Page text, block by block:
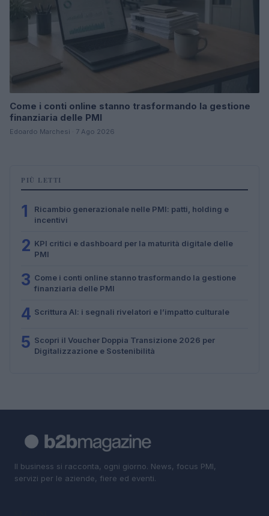
Come i conti online stanno trasformando la gestione
finanziaria delle PMI
Edoardo Marchesi · 7 Ago 2026
PIÙ LETTI
1
Ricambio generazionale nelle PMI: patti, holding e
incentivi
2 KPI critici e dashboard per la maturità digitale delle
PMI
3 Come i conti online stanno trasformando la gestione
finanziaria delle PMI
4 Scrittura AI: i segnali rivelatori e l’impatto culturale
5 Scopri il Voucher Doppia Transizione 2026 per
Digitalizzazione e Sostenibilità
Il business si racconta, ogni giorno. News, focus PMI,
servizi per le aziende, fiere ed eventi.